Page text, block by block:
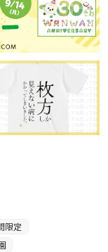
限定